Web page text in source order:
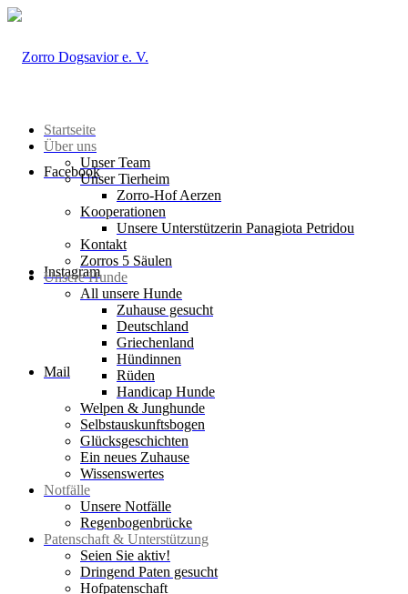
Facebook
Instagram
Mail
Startseite
Über uns
Unser Team
Unser Tierheim
Zorro-Hof Aerzen
Kooperationen
Unsere Unterstützerin Panagiota Petridou
Kontakt
Zorros 5 Säulen
Unsere Hunde
All unsere Hunde
Zuhause gesucht
Deutschland
Griechenland
Hündinnen
Rüden
Handicap Hunde
Welpen & Junghunde
Selbstauskunftsbogen
Glücksgeschichten
Ein neues Zuhause
Wissenswertes
Notfälle
Unsere Notfälle
Regenbogenbrücke
Patenschaft & Unterstützung
Seien Sie aktiv!
Dringend Paten gesucht
Hofpatenschaft